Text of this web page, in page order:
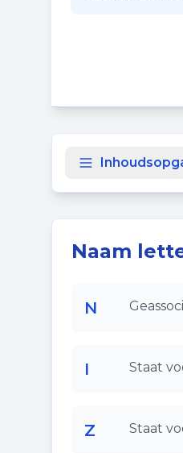
Naam
N
I Staat
Z Staat